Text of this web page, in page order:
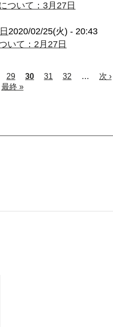
ついて：3月27日
2020/02/25(火) - 20:43
いて：2月27日
Page
29
カ
ジ
30 Page
31 Page
32 …
次
次 ›
最
最終 »